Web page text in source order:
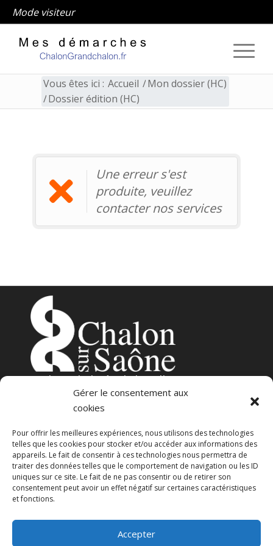
Mode visiteur
Vous êtes ici : Accueil /Mon dossier (HC)
/Dossier édition (HC)
Dossier édition (HC)
Une erreur s'est
produite, veuillez
contacter nos services
3place de l’Hôtel-de-Ville
71100 – Chalon-sur-Saône
23 avenue Georges Pompidou
Gérer le consentement aux
cookies
Pour offrir les meilleures expériences, nous utilisons des technologies
telles que les cookies pour stocker et/ou accéder aux informations des
appareils. Le fait de consentir à ces technologies nous permettra de
traiter des données telles que le comportement de navigation ou les ID
uniques sur ce site. Le fait de ne pas consentir ou de retirer son
consentement peut avoir un effet négatif sur certaines caractéristiques
et fonctions.
Accepter